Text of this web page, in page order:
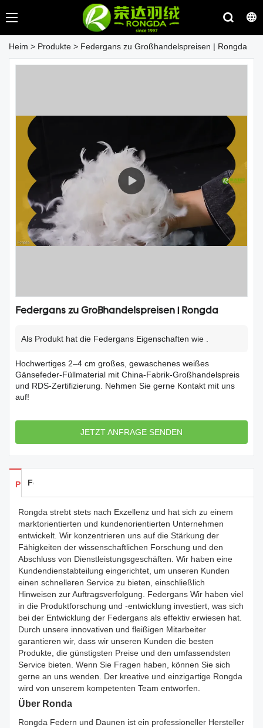
Heim > Produkte > Federgans zu Großhandelspreisen | Rongda
Federgans zu Großhandelspreisen | Rongda
Als Produkt hat die Federgans Eigenschaften wie .
Hochwertiges 2–4 cm großes, gewaschenes weißes
Gänsefeder-Füllmaterial mit China-Fabrik-Großhandelspreis
und RDS-Zertifizierung. Nehmen Sie gerne Kontakt mit uns
auf!
JETZT ANFRAGE SENDEN
Produkte Details
Feedback
Rongda strebt stets nach Exzellenz und hat sich zu einem
marktorientierten und kundenorientierten Unternehmen
entwickelt. Wir konzentrieren uns auf die Stärkung der
Fähigkeiten der wissenschaftlichen Forschung und den
Abschluss von Dienstleistungsgeschäften. Wir haben eine
Kundendienstabteilung eingerichtet, um unseren Kunden
einen schnelleren Service zu bieten, einschließlich
Hinweisen zur Auftragsverfolgung. Federgans Wir haben viel
in die Produktforschung und -entwicklung investiert, was sich
bei der Entwicklung der Federgans als effektiv erwiesen hat.
Durch unsere innovativen und fleißigen Mitarbeiter
garantieren wir, dass wir unseren Kunden die besten
Produkte, die günstigsten Preise und den umfassendsten
Service bieten. Wenn Sie Fragen haben, können Sie sich
gerne an uns wenden. Der kreative und einzigartige Rongda
wird von unserem kompetenten Team entworfen.
Über Ronda
Rongda Federn und Daunen ist ein professioneller Hersteller